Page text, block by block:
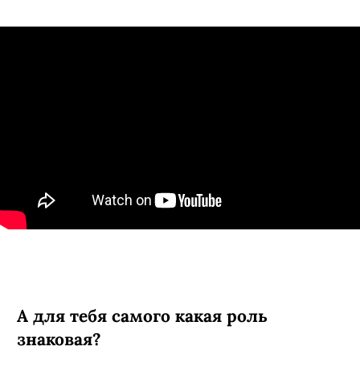
А для тебя самого какая роль
знаковая?